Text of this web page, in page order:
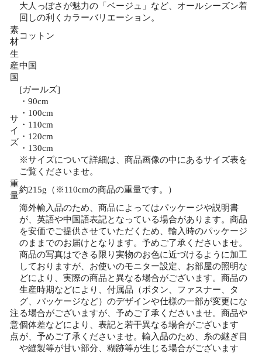
大人っぽさが魅力の「ベージュ」など、オールシーズン着
回しの利くカラーバリエーション。
素
材
コットン
生
産
国
中国
サ
イ
ズ
[ガールズ]
・90cm
・100cm
・110cm
・120cm
・130cm
※サイズについて詳細は、商品画像の中にあるサイズ表を
ご覧くださいませ。
重
量
約215g（※110cmの商品の重量です。）
注
意
点
海外輸入品のため、商品によってはパッケージや説明書
が、英語や中国語表記となっている場合があります。商品
を安価でご提供させていただくため、輸入時のパッケージ
のままでのお届けとなります。予めご了承くださいませ。
商品の写真はできる限り実物のお色に近づけるように加工
しておりますが、お使いのモニター設定、お部屋の照明な
どにより、実際の商品と異なる場合がございます。商品の
生産時期などにより、付属品（ボタン、ファスナー、タ
グ、パッケージなど）のデザインや仕様の一部が変更にな
る場合がございますが、予めご了承くださいませ。商品や
個体差などにより、表記と若干異なる場合がございます
が、予めご了承くださいませ。輸入品のため、糸の継ぎ目
や縫製等が甘い部分、糊跡等が生じる場合がございます